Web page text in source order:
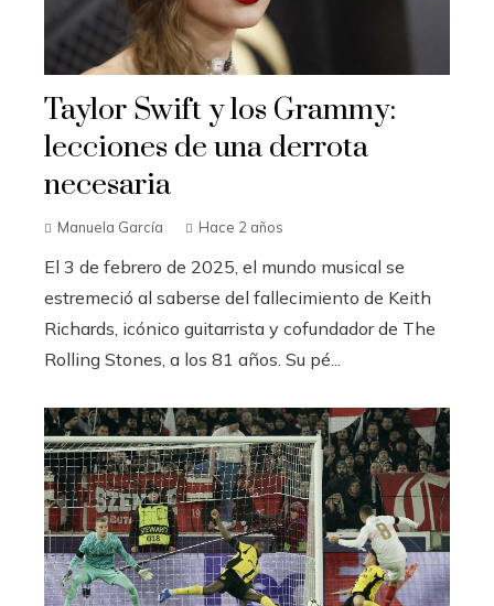
Taylor Swift y los Grammy:
lecciones de una derrota
necesaria
Manuela García Hace 2 años
El 3 de febrero de 2025, el mundo musical se
estremeció al saberse del fallecimiento de Keith
Richards, icónico guitarrista y cofundador de The
Rolling Stones, a los 81 años. Su pé...